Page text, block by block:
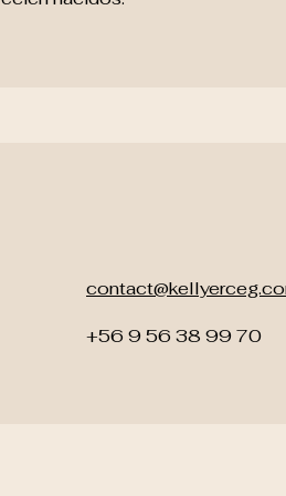
+56 9 56 38 99 70